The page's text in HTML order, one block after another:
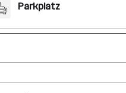
Parkplatz